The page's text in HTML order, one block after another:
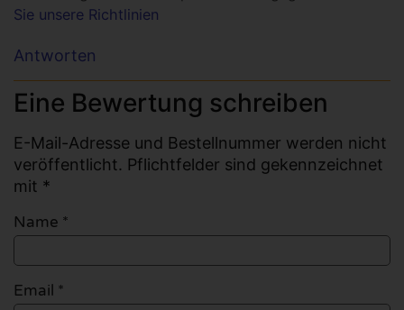
Sie unsere Richtlinien
Antworten
Eine Bewertung schreiben
E-Mail-Adresse und Bestellnummer werden nicht
veröffentlicht. Pflichtfelder sind gekennzeichnet
mit *
Name *
Email *